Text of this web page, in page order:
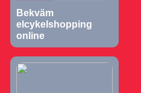
Bekväm
elcykelshopping
online